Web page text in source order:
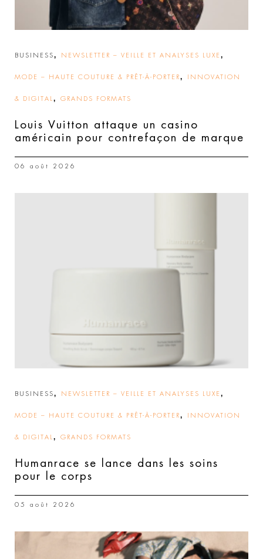
BUSINESS, NEWSLETTER – VEILLE ET ANALYSES LUXE ,
MODE – HAUTE COUTURE & PRÊT-À-PORTER, INNOVATION
& DIGITAL , GRANDS FORMATS
Louis Vuitton attaque un casino
américain pour contrefaçon de marque
06 août 2026
BUSINESS, NEWSLETTER – VEILLE ET ANALYSES LUXE ,
MODE – HAUTE COUTURE & PRÊT-À-PORTER, INNOVATION
& DIGITAL , GRANDS FORMATS
Humanrace se lance dans les soins
pour le corps
05 août 2026